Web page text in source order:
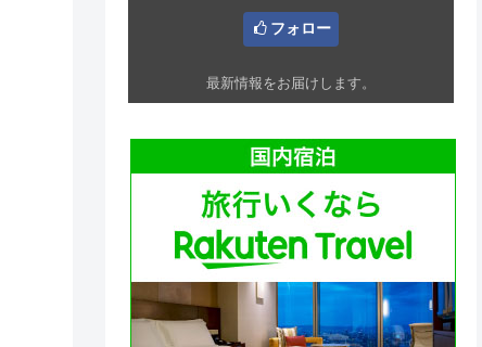
フォロー
最新情報をお届けします。